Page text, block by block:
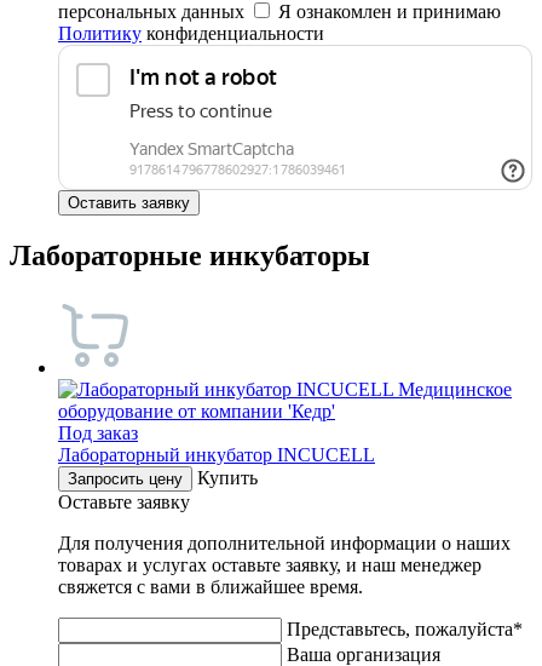
персональных данных
Я ознакомлен и принимаю
Политику конфиденциальности
Оставить заявку
Лабораторные инкубаторы
Под заказ
Лабораторный инкубатор INCUCELL
Запросить цену
Купить
Оставьте заявку
Для получения дополнительной информации о наших
товарах и услугах оставьте заявку, и наш менеджер
свяжется с вами в ближайшее время.
Представьтесь, пожалуйста*
Ваша организация